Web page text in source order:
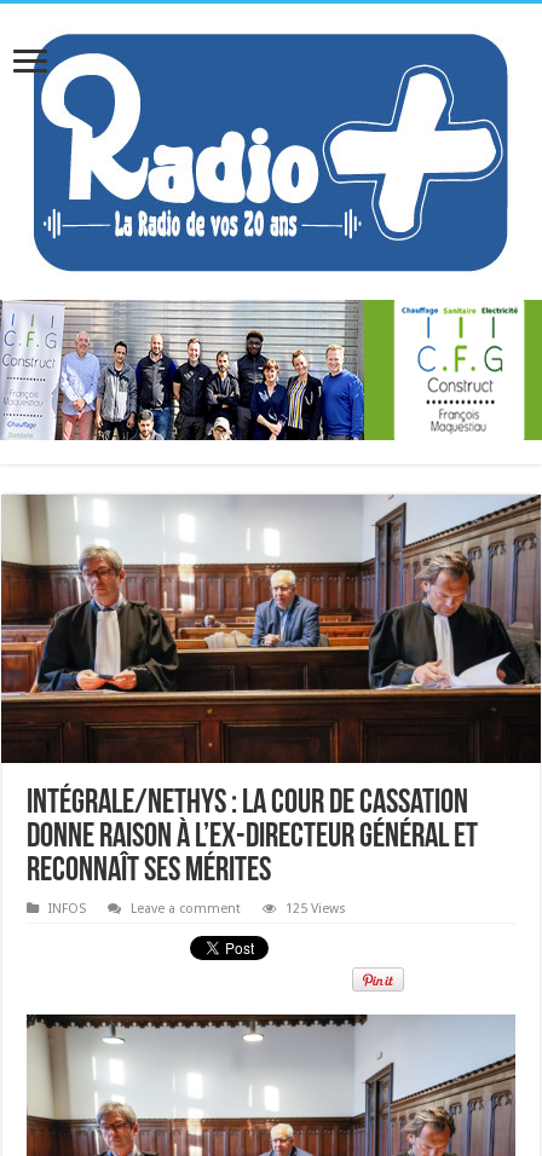
Intégrale/Nethys : la Cour de cassation
donne raison à l’ex-directeur général et
reconnaît ses mérites
INFOS Leave a comment 125 Views